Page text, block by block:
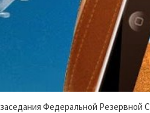
Федеральной Резервной